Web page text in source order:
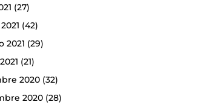
(27)
(42)
2021 (29)
(21)
2020(32)
2020(28)